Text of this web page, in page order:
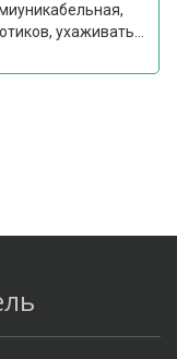
ухаживать...